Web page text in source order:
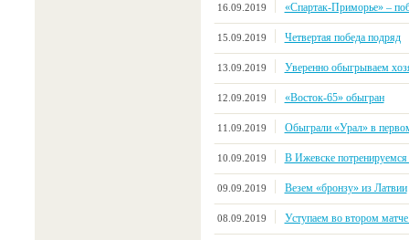
16.09.2019 «Спартак-Приморье» –
15.09.2019 Четвертая победа подряд
13.09.2019 Уверенно обыгрываем
12.09.2019 «Восток-65» обыгран
11.09.2019 Обыграли «Урал» в
10.09.2019 В Ижевске
09.09.2019 Везем «бронзу» из Латвии
08.09.2019 Уступаем во втором